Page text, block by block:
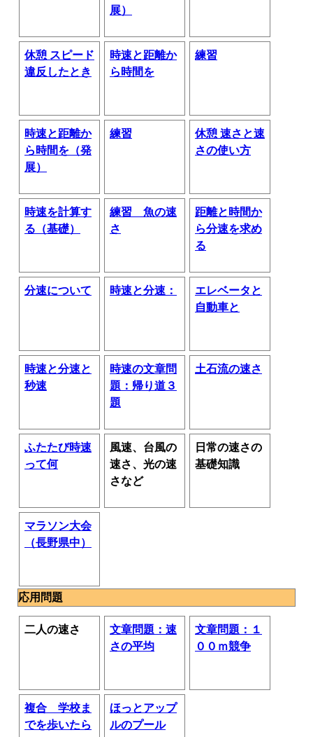
展）
休憩 スピード
違反したとき
時速と距離か
ら時間を
練習
時速と距離か
ら時間を（発
展）
練習
休憩 速さと速
さの使い方
時速を計算す
る（基礎）
練習 魚の速
さ
距離と時間か
ら分速を求め
る
分速について 時速と分速：
エレベータと
自動車と
時速と分速と
秒速
時速の文章問
題：帰り道３
題
土石流の速さ
ふたたび時速
って何
風速、台風の
速さ、光の速
さなど
日常の速さの
基礎知識
マラソン大会
（長野県中）
応用問題
二人の速さ
文章問題：速
さの平均
文章問題：１
００ｍ競争
複合 学校ま
でを歩いたら
ほっとアップ
ルのプール